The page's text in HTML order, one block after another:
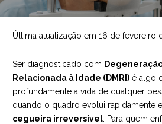
Última atualização em 16 de fevereiro
Ser diagnosticado com
Relacionada à Idade (DMRI) é algo
profundamente a vida de qualquer
quando o quadro evolui rapidamente
cegueira irreversível . Para quem